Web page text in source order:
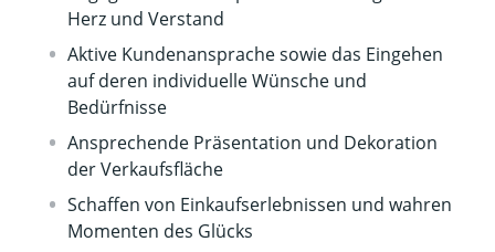
Herz und Verstand
Aktive Kundenansprache sowie das Eingehen
auf deren individuelle Wünsche und
Bedürfnisse
Ansprechende Präsentation und Dekoration
der Verkaufsfläche
Schaffen von Einkaufserlebnissen und wahren
Momenten des Glücks